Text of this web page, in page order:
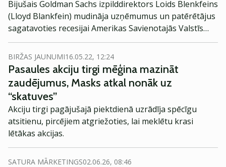
Bijušais Goldman Sachs izpilddirektors Loids Blenkfeins
(Lloyd Blankfein) mudināja uzņēmumus un patērētājus
sagatavoties recesijai Amerikas Savienotajās Valstīs
(ASV), sakot, ka tās riski ir ļoti, ļoti augsti.
BIRŽAS JAUNUMI16.05.22, 12:24
Pasaules akciju tirgi mēģina mazināt
zaudējumus, Masks atkal nonāk uz
“skatuves”
Akciju tirgi pagājušajā piektdienā uzrādīja spēcīgu
atsitienu, pircējiem atgriežoties, lai meklētu krasi
lētākas akcijas.
SATURA MĀRKETINGS02.06.26, 08:46